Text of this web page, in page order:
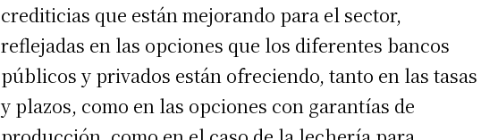
crediticias que están mejorando para el sector,
reflejadas en las opciones que los diferentes bancos
públicos y privados están ofreciendo, tanto en las tasas
y plazos, como en las opciones con garantías de